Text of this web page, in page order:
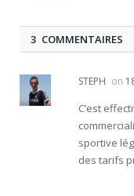
3 COMMENTAIRES
STEPH on
C’est
sportive
des tarifs